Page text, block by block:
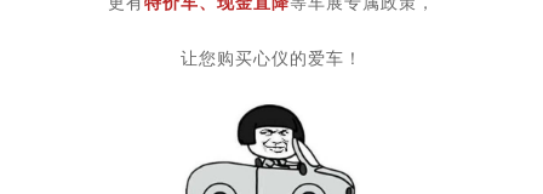
让您购买心仪的爱车！